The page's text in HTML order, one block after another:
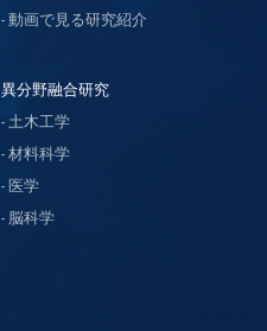
動画で見る研究紹介
異分野融合研究
土木工学
材料科学
医学
脳科学